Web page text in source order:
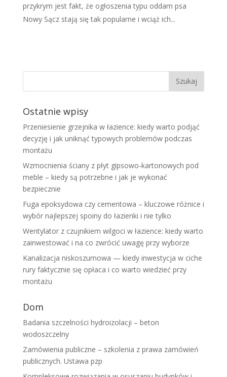
przykrym jest fakt, że ogłoszenia typu oddam psa
Nowy Sącz stają się tak popularne i wciąż ich...
Ostatnie wpisy
Przeniesienie grzejnika w łazience: kiedy warto podjąć
decyzję i jak uniknąć typowych problemów podczas
montażu
Wzmocnienia ściany z płyt gipsowo-kartonowych pod
meble – kiedy są potrzebne i jak je wykonać
bezpiecznie
Fuga epoksydowa czy cementowa – kluczowe różnice i
wybór najlepszej spoiny do łazienki i nie tylko
Wentylator z czujnikiem wilgoci w łazience: kiedy warto
zainwestować i na co zwrócić uwagę przy wyborze
Kanalizacja niskoszumowa — kiedy inwestycja w ciche
rury faktycznie się opłaca i co warto wiedzieć przy
montażu
Dom
Badania szczelności hydroizolacji – beton
wodoszczelny
Zamówienia publiczne – szkolenia z prawa zamówień
publicznych. Ustawa pzp